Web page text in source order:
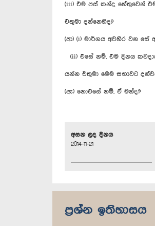
(iii) එම පස් කන්ද හේතුවෙන්
එතුමා දන්නෙහිද?
(ආ) (i) මාර්ගය අවහිර වන
(ii) එසේ නම්, එම දිනය
යන්න එතුමා මෙම සභාවට
(ඇ) නොඑසේ නම්, ඒ මන්ද?
අසන ලද දිනය
2014-11-21
ප්‍රශ්න ඉතිහාසය